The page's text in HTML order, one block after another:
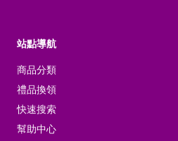
站點導航
商品分類
禮品換領
快速搜索
幫助中心